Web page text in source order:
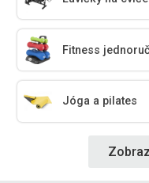
Fitness
Jóga a pilates